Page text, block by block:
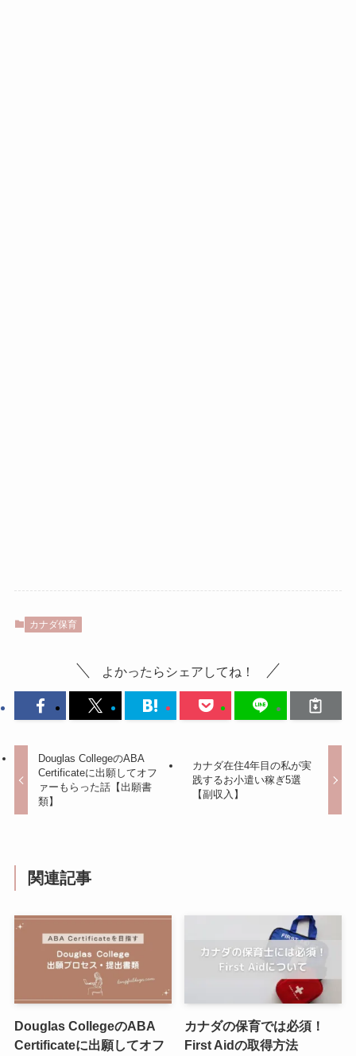
カナダ保育
よかったらシェアしてね！
Douglas CollegeのABA
Certificateに出願してオフ
ァーもらった話【出願書
類】
カナダ在住4年目の私が実
践するお小遣い稼ぎ5選
【副収入】
関連記事
Douglas CollegeのABA
Certificateに出願してオフ
カナダの保育では必須！
First Aidの取得方法